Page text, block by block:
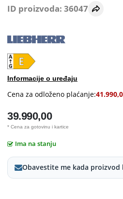
ID proizvoda: 36047
Informacije o uređaju
Cena za odloženo plaćanje:
39.990,00
* Cena za gotovinu i kartice
Ima na stanju
Obavestite me kada proizvod